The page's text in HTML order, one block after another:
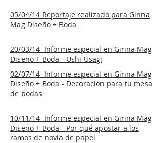
05/04/14 Reportaje realizado para Ginna
Mag Diseño + Boda
20/03/14 Informe especial en Ginna Mag
Diseño + Boda - Ushi Usagi
02/07/14 Informe especial en Ginna Mag
Diseño + Boda - Decoración para tu mesa
de bodas
10/11/14 Informe especial en Ginna Mag
Diseño + Boda - Por qué apostar a los
ramos de novia de papel